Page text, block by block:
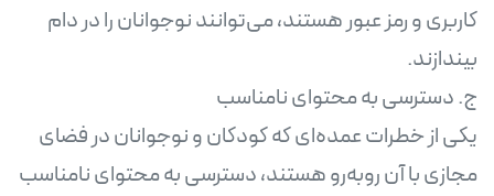
کاربری و رمز عبور هستند، می‌توانند نوجوانان را در دام
یکی از خطرات عمده‌ای که کودکان و نوجوانان در فضای
مجازی با آن روبه‌رو هستند، دسترسی به محتوای نامناسب